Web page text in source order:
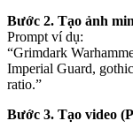
Bước 2. Tạo ảnh
Prompt ví dụ:
“Grimdark
Imperial Guard,
ratio.”
Bước 3. Tạo video